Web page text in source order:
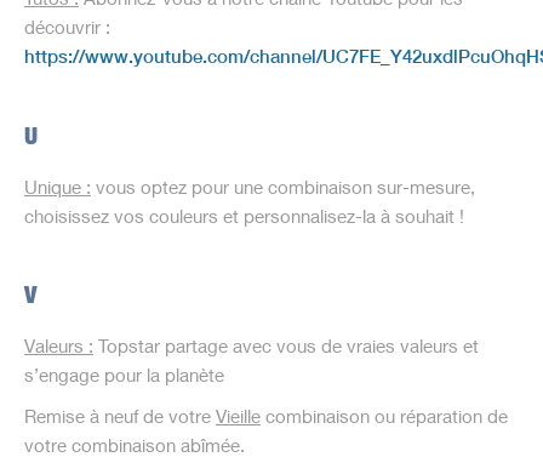
découvrir :
https://www.youtube.com/channel/
U
Unique : vous optez pour une combinaison sur-mesure,
choisissez vos couleurs et personnalisez-la à souhait !
V
Valeurs : Topstar partage avec vous de vraies valeurs et
s’engage pour la planète
Remise à neuf de votre Vieille combinaison ou réparation de
votre combinaison abîmée.